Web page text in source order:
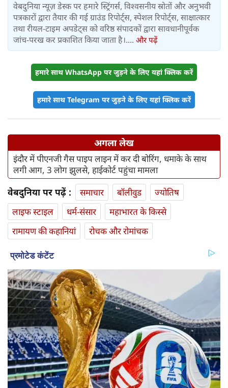
वेबदुनिया न्यूज़ डेस्क पर हमारे स्ट्रिंगर्स, विश्वसनीय स्रोतों और अनुभवी
पत्रकारों द्वारा तैयार की गई ग्राउंड रिपोर्ट्स, स्पेशल रिपोर्ट्स, साक्षात्कार
तथा रीयल-टाइम अपडेट्स को वरिष्ठ संपादकों द्वारा सावधानीपूर्वक
जांच-परख कर प्रकाशित किया जाता है।.... और पढ़ें
हमारे साथ WhatsApp पर जुड़ने के लिए यहां क्लिक करें
हमारे साथ Telegram पर जुड़ने के लिए यहां क्लिक करें
अगला लेख
इंदौर में पीएनजी गैस पाइप लाइन में कर दी बोरिंग, धमाके के साथ
लगी आग, 3 लोग झुलसे, हाईकोर्ट पहुंचा मामला
वेबदुनिया पर पढ़ें : समाचार बॉलीवुड
ज्योतिष
लाइफ स्‍टाइल
धर्म-संसार
महाभारत के किस्से
रामायण की कहानियां
रोचक और रोमांचक